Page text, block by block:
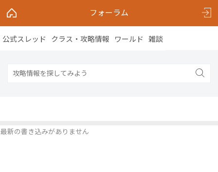
フォーラム
公式スレッド クラス・攻略情報 ワールド 雑談
最新の書き込みがありません